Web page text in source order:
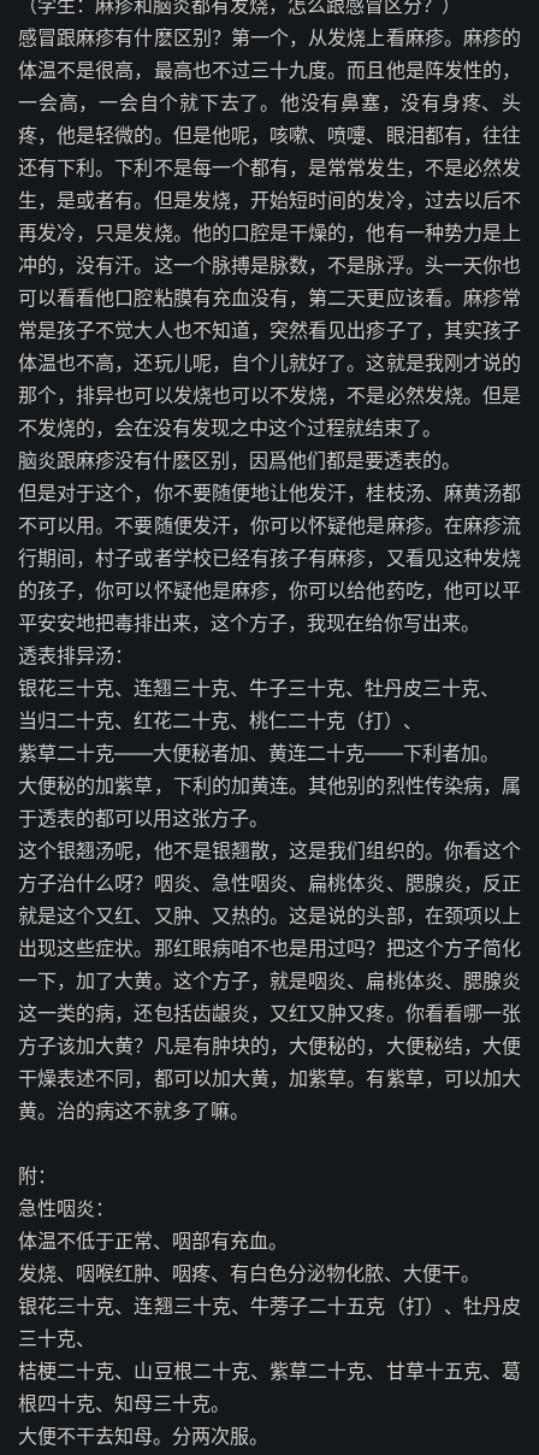
（学生：麻疹和脑炎都有发烧，怎么跟感冒区分？）
感冒跟麻疹有什麽区别？第一个，从发烧上看麻疹。麻疹的
体温不是很高，最高也不过三十九度。而且他是阵发性的，
一会高，一会自个就下去了。他没有鼻塞，没有身疼、头
疼，他是轻微的。但是他呢，咳嗽、喷嚏、眼泪都有，往往
还有下利。下利不是每一个都有，是常常发生，不是必然发
生，是或者有。但是发烧，开始短时间的发冷，过去以后不
再发冷，只是发烧。他的口腔是干燥的，他有一种势力是上
冲的，没有汗。这一个脉搏是脉数，不是脉浮。头一天你也
可以看看他口腔粘膜有充血没有，第二天更应该看。麻疹常
常是孩子不觉大人也不知道，突然看见出疹子了，其实孩子
体温也不高，还玩儿呢，自个儿就好了。这就是我刚才说的
那个，排异也可以发烧也可以不发烧，不是必然发烧。但是
不发烧的，会在没有发现之中这个过程就结束了。
脑炎跟麻疹没有什麽区别，因爲他们都是要透表的。
但是对于这个，你不要随便地让他发汗，桂枝汤、麻黄汤都
不可以用。不要随便发汗，你可以怀疑他是麻疹。在麻疹流
行期间，村子或者学校已经有孩子有麻疹，又看见这种发烧
的孩子，你可以怀疑他是麻疹，你可以给他药吃，他可以平
平安安地把毒排出来，这个方子，我现在给你写出来。
透表排异汤：
银花三十克、连翘三十克、牛子三十克、牡丹皮三十克、
当归二十克、红花二十克、桃仁二十克（打）、
紫草二十克——大便秘者加、黄连二十克——下利者加。
大便秘的加紫草，下利的加黄连。其他别的烈性传染病，属
于透表的都可以用这张方子。
这个银翘汤呢，他不是银翘散，这是我们组织的。你看这个
方子治什么呀？咽炎、急性咽炎、扁桃体炎、腮腺炎，反正
就是这个又红、又肿、又热的。这是说的头部，在颈项以上
出现这些症状。那红眼病咱不也是用过吗？把这个方子简化
一下，加了大黄。这个方子，就是咽炎、扁桃体炎、腮腺炎
这一类的病，还包括齿龈炎，又红又肿又疼。你看看哪一张
方子该加大黄？凡是有肿块的，大便秘的，大便秘结，大便
干燥表述不同，都可以加大黄，加紫草。有紫草，可以加大
黄。治的病这不就多了嘛。
附：
急性咽炎：
体温不低于正常、咽部有充血。
发烧、咽喉红肿、咽疼、有白色分泌物化脓、大便干。
银花三十克、连翘三十克、牛蒡子二十五克（打）、牡丹皮
三十克、
桔梗二十克、山豆根二十克、紫草二十克、甘草十五克、葛
根四十克、知母三十克。
大便不干去知母。分两次服。